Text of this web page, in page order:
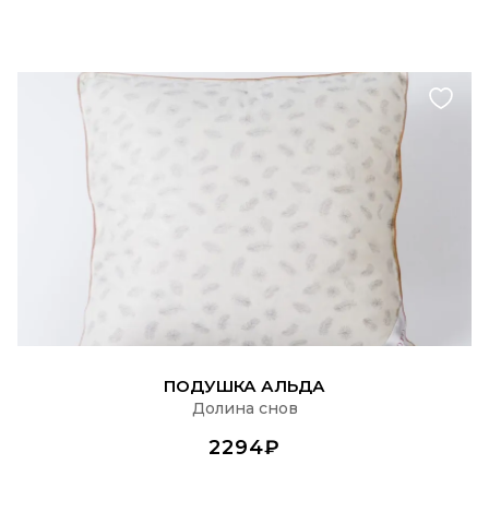
ПОДРОБНЕЕ
ПОДУШКА АЛЬДА
Долина снов
2294₽